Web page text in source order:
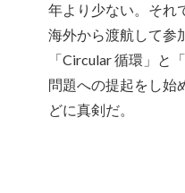
年より少ない。それ
海外から渡航して参
「Circular 循環」と
問題への提起をし始
どに真剣だ。